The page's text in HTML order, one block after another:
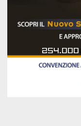
254.000